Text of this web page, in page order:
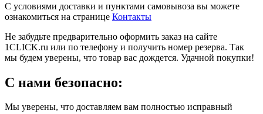
С условиями доставки и пунктами самовывоза вы можете
ознакомиться на странице Контакты
Не забудьте предварительно оформить заказ на сайте
1CLICK.ru или по телефону и получить номер резерва. Так
мы будем уверены, что товар вас дождется. Удачной покупки!
С нами безопасно:
Мы уверены, что доставляем вам полностью исправный